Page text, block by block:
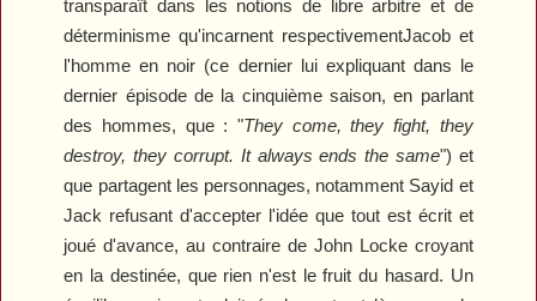
transparaît dans les notions de libre arbitre et de
déterminisme qu'incarnent respectivementJacob et
l'homme en noir (ce dernier lui expliquant dans le
dernier épisode de la cinquième saison, en parlant
des hommes, que : "They come, they fight, they
destroy, they corrupt. It always ends the same") et
que partagent les personnages, notamment Sayid et
Jack refusant d'accepter l'idée que tout est écrit et
joué d'avance, au contraire de John Locke croyant
en la destinée, que rien n'est le fruit du hasard. Un